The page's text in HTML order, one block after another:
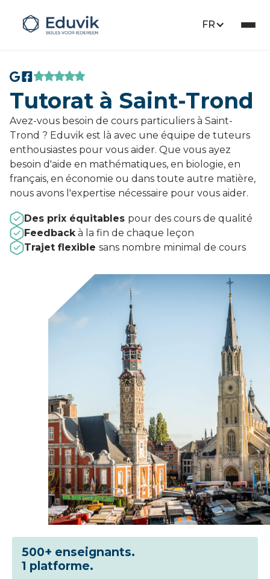
FR
Tutorat à Saint-Trond
Avez-vous besoin de cours particuliers à Saint-
Trond ? Eduvik est là avec une équipe de tuteurs
enthousiastes pour vous aider. Que vous ayez
besoin d'aide en mathématiques, en biologie, en
français, en économie ou dans toute autre matière,
nous avons l'expertise nécessaire pour vous aider.
Des prix équitables pour des cours de qualité
Feedbackà la fin de chaque leçon
Trajet flexible sans nombre minimal de cours
500+ enseignants.
1 platforme.